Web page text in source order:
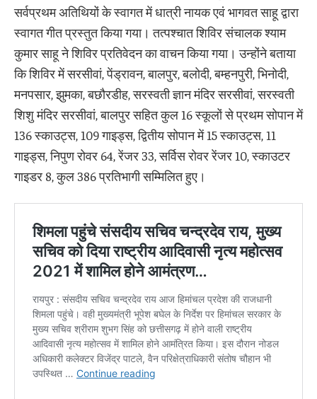
सर्वप्रथम अतिथियों के स्वागत में धात्री नायक एवं भागवत साहू द्वारा
स्वागत गीत प्रस्तुत किया गया। तत्पश्चात शिविर संचालक श्याम
कुमार साहू ने शिविर प्रतिवेदन का वाचन किया गया। उन्होंने बताया
कि शिविर में सरसीवां, पेंड्रावन, बालपुर, बलोदी, बम्हनपुरी, भिनोदी,
मनपसार, झुमका, बछौरडीह, सरस्वती ज्ञान मंदिर सरसीवां, सरस्वती
शिशु मंदिर सरसीवां, बालपुर सहित कुल 16 स्कूलों से प्रथम सोपान में
136 स्काउट्स, 109 गाइड्स, द्वितीय सोपान में 15 स्काउट्स, 11
गाइड्स, निपुण रोवर 64, रेंजर 33, सर्विस रोवर रेंजर 10, स्काउटर
गाइडर 8, कुल 386 प्रतिभागी सम्मिलित हुए।